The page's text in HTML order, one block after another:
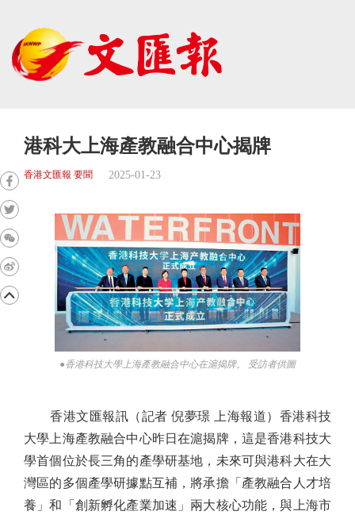
港科大上海產教融合中心揭牌
香港文匯報 要聞 2025-01-23
●香港科技大學上海產教融合中心在滬揭牌。 受訪者供圖
香港文匯報訊（記者 倪夢璟 上海報道）香港科技
大學上海產教融合中心昨日在滬揭牌，這是香港科技大
學首個位於長三角的產學研基地，未來可與港科大在大
灣區的多個產學研據點互補，將承擔「產教融合人才培
養」和「創新孵化產業加速」兩大核心功能，與上海市